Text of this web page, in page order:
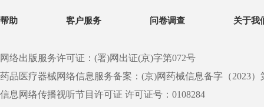
帮助 客户服务 问卷调查 关于我
网络出版服务许可证：(署)网出证(京)字第072号
药品医疗器械网络信息服务备案：(京)网药械信息备字（2023）
信息网络传播视听节目许可证 许可证号：0108284